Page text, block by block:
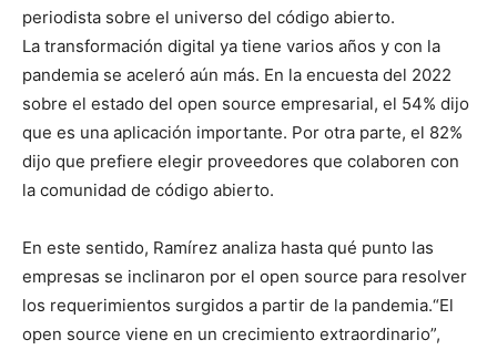
periodista sobre el universo del código abierto.
La transformación digital ya tiene varios años y con la
pandemia se aceleró aún más. En la encuesta del 2022
sobre el estado del open source empresarial, el 54% dijo
que es una aplicación importante. Por otra parte, el 82%
dijo que prefiere elegir proveedores que colaboren con
la comunidad de código abierto.
En este sentido, Ramírez analiza hasta qué punto las
empresas se inclinaron por el open source para resolver
los requerimientos surgidos a partir de la pandemia.“El
open source viene en un crecimiento extraordinario”,